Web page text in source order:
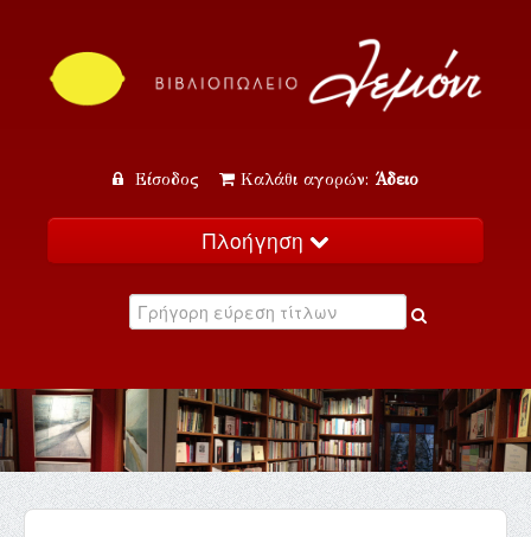
Είσοδος Καλάθι αγορών: Άδειο
Πλοήγηση
Κατάλογος
Εκδηλώσεις
Επικοινωνία